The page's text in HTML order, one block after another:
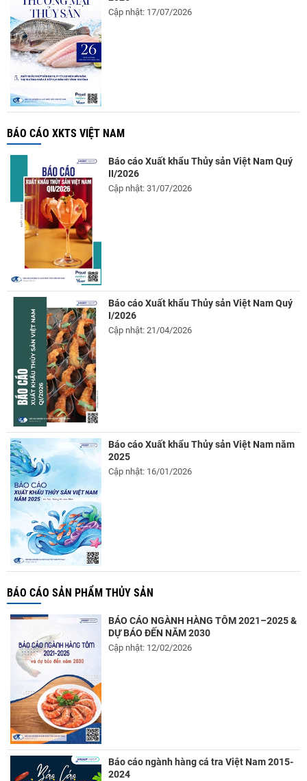
Cập nhật: 17/07/2026
BÁO CÁO XKTS VIỆT NAM
Báo cáo Xuất khẩu Thủy sản Việt Nam Quý
II/2026
Cập nhật: 31/07/2026
Báo cáo Xuất khẩu Thủy sản Việt Nam Quý
I/2026
Cập nhật: 21/04/2026
Báo cáo Xuất khẩu Thủy sản Việt Nam năm
2025
Cập nhật: 16/01/2026
BÁO CÁO SẢN PHẨM THỦY SẢN
BÁO CÁO NGÀNH HÀNG TÔM 2021–2025 &
DỰ BÁO ĐẾN NĂM 2030
Cập nhật: 12/02/2026
Báo cáo ngành hàng cá tra Việt Nam 2015-
2024